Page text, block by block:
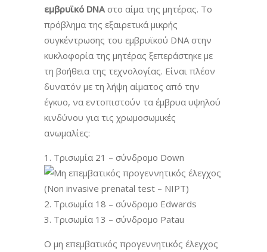
εμβρυϊκό DNA στο αίμα της μητέρας. Το
πρόβλημα της εξαιρετικά μικρής
συγκέντρωσης του εμβρυϊκού DNA στην
κυκλοφορία της μητέρας ξεπεράστηκε με
τη βοήθεια της τεχνολογίας. Είναι πλέον
δυνατόν με τη λήψη αίματος από την
έγκυο, να εντοπιστούν τα έμβρυα υψηλού
κινδύνου για τις χρωμοσωμικές
ανωμαλίες:
Τρισωμία 21 – σύνδρομο Down
Τρισωμία 18 – σύνδρομο Edwards
Τρισωμία 13 – σύνδρομο Patau
Ο μη επεμβατικός προγεννητικός έλεγχος